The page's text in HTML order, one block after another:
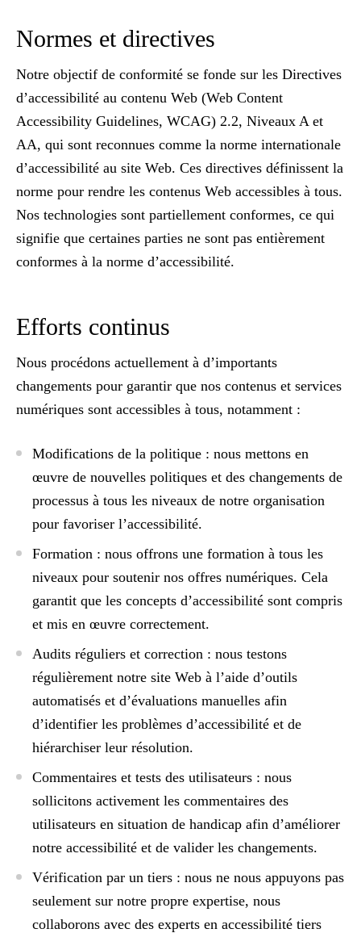
Normes et directives
Notre objectif de conformité se fonde sur les Directives
d’accessibilité au contenu Web (Web Content
Accessibility Guidelines, WCAG) 2.2, Niveaux A et
AA, qui sont reconnues comme la norme internationale
d’accessibilité au site Web. Ces directives définissent la
norme pour rendre les contenus Web accessibles à tous.
Nos technologies sont partiellement conformes, ce qui
signifie que certaines parties ne sont pas entièrement
conformes à la norme d’accessibilité.
Efforts continus
Nous procédons actuellement à d’importants
changements pour garantir que nos contenus et services
numériques sont accessibles à tous, notamment :
Modifications de la politique : nous mettons en
œuvre de nouvelles politiques et des changements de
processus à tous les niveaux de notre organisation
pour favoriser l’accessibilité.
Formation : nous offrons une formation à tous les
niveaux pour soutenir nos offres numériques. Cela
garantit que les concepts d’accessibilité sont compris
et mis en œuvre correctement.
Audits réguliers et correction : nous testons
régulièrement notre site Web à l’aide d’outils
automatisés et d’évaluations manuelles afin
d’identifier les problèmes d’accessibilité et de
hiérarchiser leur résolution.
Commentaires et tests des utilisateurs : nous
sollicitons activement les commentaires des
utilisateurs en situation de handicap afin d’améliorer
notre accessibilité et de valider les changements.
Vérification par un tiers : nous ne nous appuyons pas
seulement sur notre propre expertise, nous
collaborons avec des experts en accessibilité tiers